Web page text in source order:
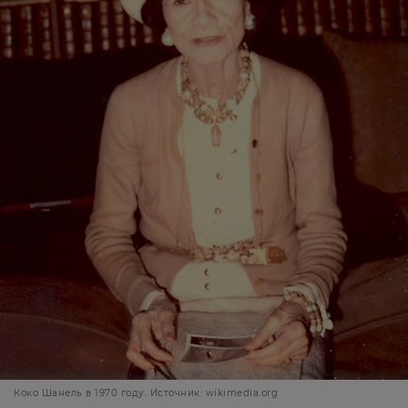
Коко Шанель в 1970 году. Источник: wikimedia.org